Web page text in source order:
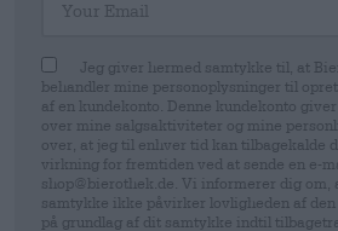
Jeg giver hermed samtykke til, at
behandler mine personoplysninger til
af en kundekonto. Denne kundekonto
over mine salgsaktiviteter og mine
over, at jeg til enhver tid kan tilbagekalde
virkning for fremtiden ved at sende en e-
shop@bierothek.de. Vi informerer dig
samtykke ikke påvirker lovligheden af ​​den
på grundlag af dit samtykke indtil